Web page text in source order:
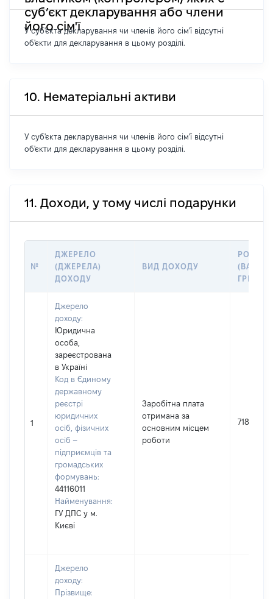
суб’єкт декларування або члени
його сім'ї
У суб'єкта декларування чи членів його сім'ї відсутні
об'єкти для декларування в цьому розділі.
10. Нематеріальні активи
У суб'єкта декларування чи членів його сім'ї відсутні
об'єкти для декларування в цьому розділі.
11. Доходи, у тому числі подарунки
№
ДЖЕРЕЛО
(ДЖЕРЕЛА)
ДОХОДУ
ВИД ДОХОДУ
РОЗМІР
ГРН
1
Джерело
доходу:
Юридична
особа,
зареєстрована
в Україні
Код в Єдиному
державному
реєстрі
юридичних
осіб, фізичних
осіб –
підприємців та
громадських
формувань:
44116011
Найменування:
ГУ ДПС у м.
Києві
Заробітна плата
отримана за
основним місцем
роботи
7185
Джерело
доходу:
Прізвище: